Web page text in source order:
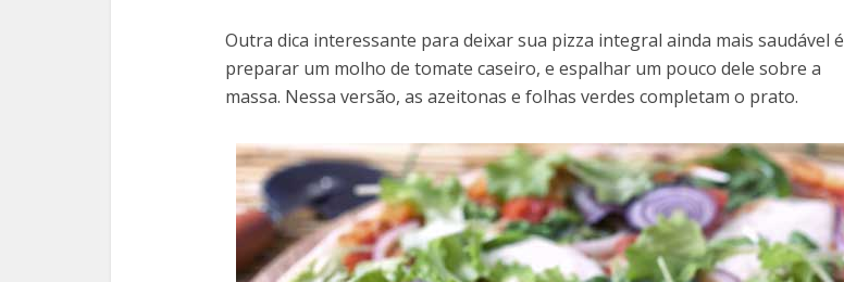
Outra dica interessante para deixar sua pizza integral ainda mais saudável é
preparar um molho de tomate caseiro, e espalhar um pouco dele sobre a
massa. Nessa versão, as azeitonas e folhas verdes completam o prato.